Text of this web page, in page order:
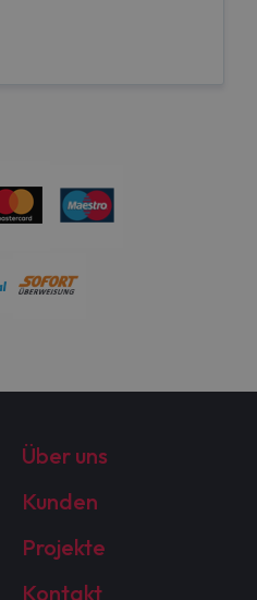
Über uns
Kunden
Projekte
Kontakt